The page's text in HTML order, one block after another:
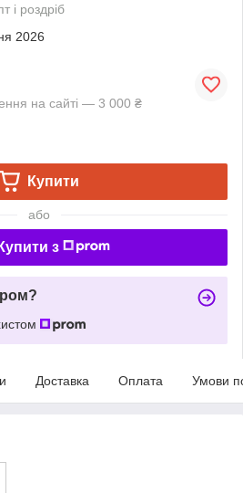
і роздріб
2026
на сайті — 3 000 ₴
Купити
або
Купити з
Доставка Оплата Умови